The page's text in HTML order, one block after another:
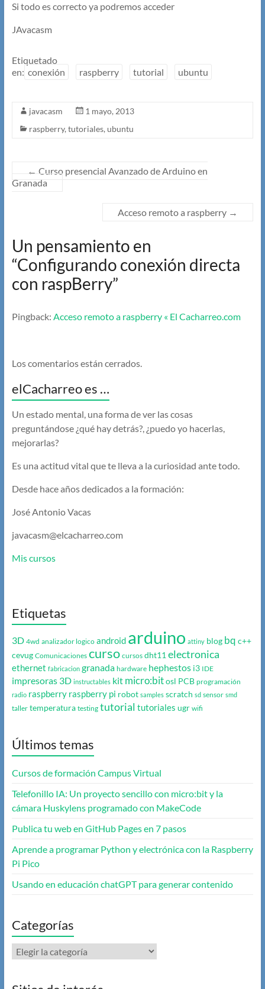
Si todo es correcto ya podremos acceder
JAvacasm
Etiquetado
en: conexión raspberry tutorial ubuntu
javacasm
1 mayo, 2013
raspberry,tutoriales, ubuntu
← Curso presencial Avanzado de Arduino en
Granada
Acceso remoto a raspberry →
Un pensamiento en
“Configurando conexión directa
con raspBerry”
Pingback: Acceso remoto a raspberry « El Cacharreo.com
Los comentarios están cerrados.
elCacharreo es …
Un estado mental, una forma de ver las cosas
preguntándose ¿qué hay detrás?, ¿puedo yo hacerlas,
mejorarlas?
Es una actitud vital que te lleva a la curiosidad ante todo.
Desde hace años dedicados a la formación:
José Antonio Vacas
javacasm@elcacharreo.com
Mis cursos
Etiquetas
3D 4wd analizador logico android arduino attiny blog bq c++
cevug Comunicaciones curso cursos dht11 electronica
ethernet fabricacion granada hardware hephestos i3 IDE
impresoras 3D instructables kit micro:bit osl PCB programación
radio raspberry raspberry pi robot samples scratch sd sensor smd
taller temperatura testing tutorial tutoriales ugr wifi
Últimos temas
Cursos de formación Campus Virtual
Telefonillo IA: Un proyecto sencillo con micro:bit y la
cámara Huskylens programado con MakeCode
Publica tu web en GitHub Pages en 7 pasos
Aprende a programar Python y electrónica con la Raspberry
Pi Pico
Usando en educación chatGPT para generar contenido
Categorías
Categorías